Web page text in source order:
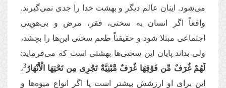
می‌شود. اینان عالم دیگر و بهشت خدا را جدی نمی‌گیرند.
واقعاً اگر انسان به سختی، فقر، مرض و بی‌هویتی
اجتماعی مبتلا شود و حقیقتاً‌ طعم سختی این‌ها را بچشد،
ولی بداند پایان این سختی‌ها بهشتی است که می‌فرماید:
لَهُمْ غُرَفٌ مِّن فَوْقِهَا غُرَفٌ مَّبْنِیَّةٌ تَجْرِی مِن تَحْتِهَا الْأَنْهَارُ3،‌
این برای او ارزشش بیشتر است یا اگر انواع میوه‌ها و